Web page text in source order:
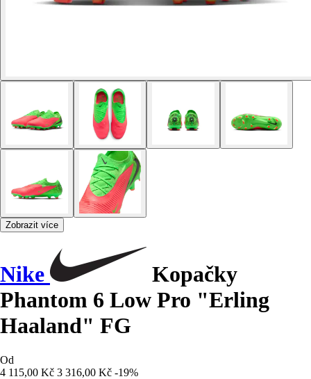
Zobrazit více
Nike
Kopačky
Phantom 6 Low Pro "Erling
Haaland" FG
Od
4 115,00 Kč 3 316,00 Kč -19%